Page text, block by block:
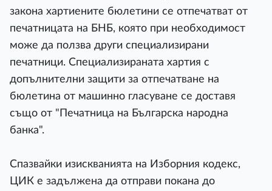
закона хартиените бюлетини се отпечатват от
печатницата на БНБ, която при необходимост
може да ползва други специализирани
печатници. Специализираната хартия с
допълнителни защити за отпечатване на
бюлетина от машинно гласуване се доставя
също от "Печатница на Българска народна
банка".
Спазвайки изискванията на Изборния кодекс,
ЦИК е задължена да отправи покана до